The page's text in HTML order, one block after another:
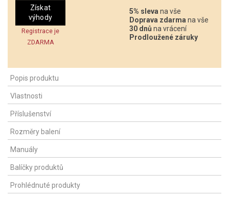
Získat
výhody
Registrace je
ZDARMA
5% sleva na vše
Doprava zdarma na vše
30 dnů na vrácení
Prodloužené záruky
Popis produktu
Vlastnosti
Příslušenství
Rozměry balení
Manuály
Balíčky produktů
Prohlédnuté produkty